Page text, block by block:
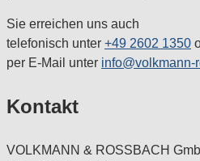
Sie erreichen uns auch
telefonisch unter +49 2602 1350
per E-Mail unter info@volkmann-
Kontakt
VOLKMANN & ROSSBACH